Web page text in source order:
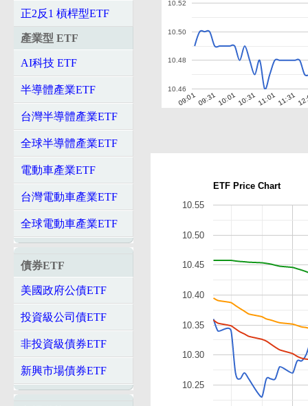
正2反1 槓桿型ETF
產業型 ETF
AI科技 ETF
半導體產業ETF
台灣半導體產業ETF
全球半導體產業ETF
電動車產業ETF
台灣電動車產業ETF
全球電動車產業ETF
債券ETF
美國政府公債ETF
投資級公司債ETF
非投資級債券ETF
新興市場債券ETF
09:0109:3110:0110:3111:0111:31
10.46
10.48
10.50
10.52
ETF Price Chart
10.25
10.30
10.35
10.40
10.45
10.50
10.55